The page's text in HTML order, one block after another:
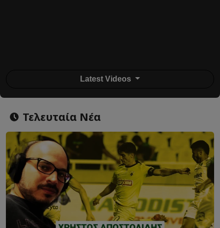
Latest Videos
Τελευταία Νέα